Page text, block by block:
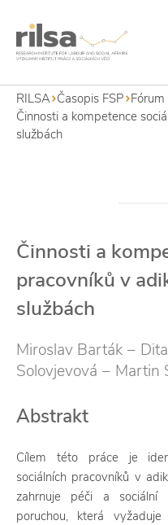
RILSA Časopis FSP
Činnosti a kompetence
službách
Činnosti a
pracovníků v
službách
Miroslav Barták −
Solovjevová − Martin
Abstrakt
Cílem této práce je
sociálních pracovníků v
zahrnuje péči a sociální
poruchou, která